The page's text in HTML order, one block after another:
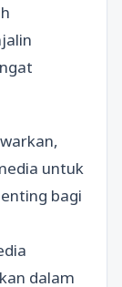
untuk
bagi
dalam